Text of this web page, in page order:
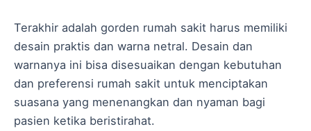
Terakhir adalah gorden rumah sakit harus memiliki
desain praktis dan warna netral. Desain dan
warnanya ini bisa disesuaikan dengan kebutuhan
dan preferensi rumah sakit untuk menciptakan
suasana yang menenangkan dan nyaman bagi
pasien ketika beristirahat.